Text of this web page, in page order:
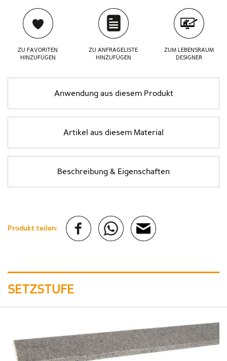
ZU FAVORITEN
HINZUFÜGEN
ZU ANFRAGELISTE
HINZUFÜGEN
ZUM LEBENSRAUM
DESIGNER
Anwendung aus diesem Produkt
Artikel aus diesem Material
Beschreibung & Eigenschaften
Produkt teilen:
SETZSTUFE